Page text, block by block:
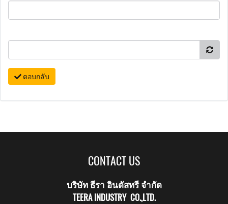
ตอบกลับ
CONTACT US
บริษัท ธีรา อินดัสทรี จำกัด
TEERA INDUSTRY CO.,LTD.